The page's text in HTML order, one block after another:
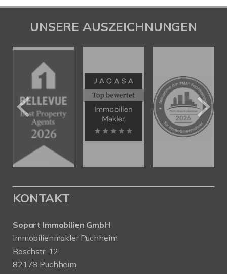
UNSERE AUSZEICHNUNGEN
KONTAKT
Sopart Immobilien GmbH
Immobilienmakler Puchheim
Boschstr. 12
82178 Puchheim